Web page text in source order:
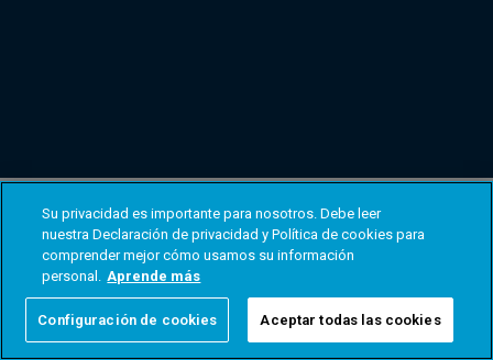
Su privacidad es importante para nosotros. Debe leer
nuestra Declaración de privacidad y Política de cookies para
comprender mejor cómo usamos su información
personal. Aprende más
Configuración de cookies Aceptar todas las cookies